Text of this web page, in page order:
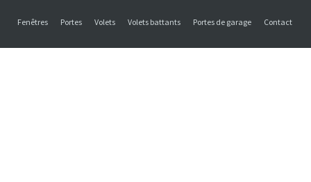
Fenêtres Portes Volets Volets battants Portes de garage Contact